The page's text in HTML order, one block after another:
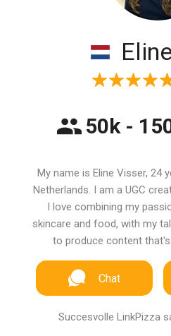
50k -
My name is Eline Visser, 24
Netherlands. I am a UGC
I love combining my
skincare and food, with my
to produce content
Chat
Succesvolle LinkPizza